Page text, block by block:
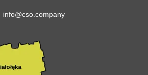
info@cso.company